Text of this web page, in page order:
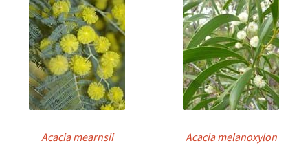
Acacia mearnsii Acacia melanoxylon